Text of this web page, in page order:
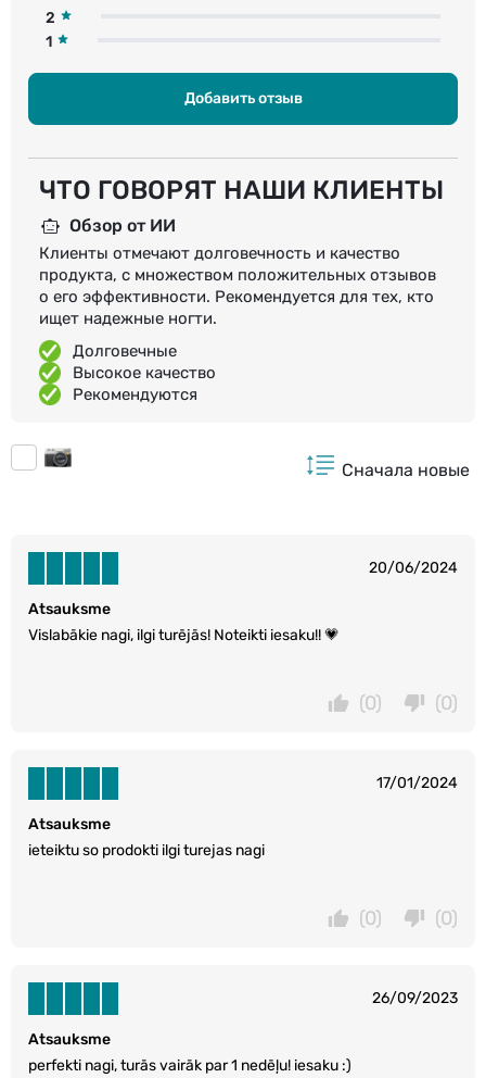
2
1
Добавить отзыв
ЧТО ГОВОРЯТ НАШИ КЛИЕНТЫ
Обзор от ИИ
Клиенты отмечают долговечность и качество
продукта, с множеством положительных отзывов
о его эффективности. Рекомендуется для тех, кто
ищет надежные ногти.
Долговечные
Высокое качество
Рекомендуются
Сначала новые
20/06/2024
Atsauksme
Vislabākie nagi, ilgi turējās! Noteikti iesaku!! 💗
(0)
(0)
17/01/2024
Atsauksme
ieteiktu so prodokti ilgi turejas nagi
(0)
(0)
26/09/2023
Atsauksme
perfekti nagi, turās vairāk par 1 nedēļu! iesaku :)